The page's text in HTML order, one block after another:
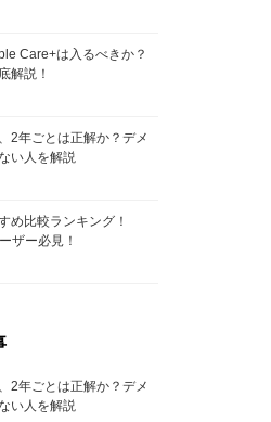
Care+は入るべきか？
解説！
2年ごとは正解か？デメ
い人を解説
め比較ランキング！
ザー必見！
2年ごとは正解か？デメ
い人を解説